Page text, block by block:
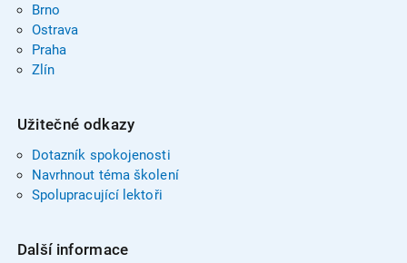
Brno
Ostrava
Praha
Zlín
Užitečné odkazy
Dotazník spokojenosti
Navrhnout téma školení
Spolupracující lektoři
Další informace